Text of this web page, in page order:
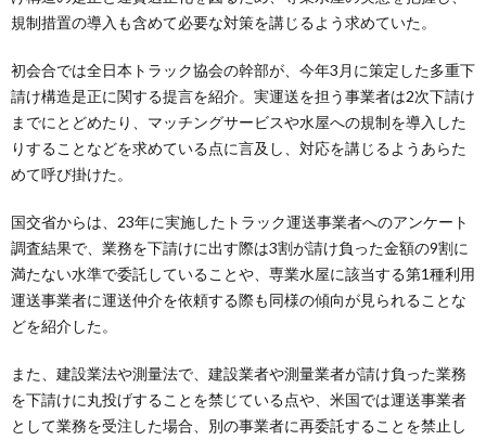
規制措置の導入も含めて必要な対策を講じるよう求めていた。
初会合では全日本トラック協会の幹部が、今年3月に策定した多重下
請け構造是正に関する提言を紹介。実運送を担う事業者は2次下請け
までにとどめたり、マッチングサービスや水屋への規制を導入した
りすることなどを求めている点に言及し、対応を講じるようあらた
めて呼び掛けた。
国交省からは、23年に実施したトラック運送事業者へのアンケート
調査結果で、業務を下請けに出す際は3割が請け負った金額の9割に
満たない水準で委託していることや、専業水屋に該当する第1種利用
運送事業者に運送仲介を依頼する際も同様の傾向が見られることな
どを紹介した。
また、建設業法や測量法で、建設業者や測量業者が請け負った業務
を下請けに丸投げすることを禁じている点や、米国では運送事業者
として業務を受注した場合、別の事業者に再委託することを禁止し